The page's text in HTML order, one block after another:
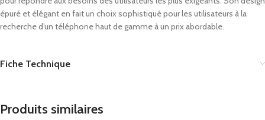
épuré et élégant en fait un choix sophistiqué pour les utilisateurs à la
recherche d’un téléphone haut de gamme à un prix abordable.
Fiche Technique
Produits similaires